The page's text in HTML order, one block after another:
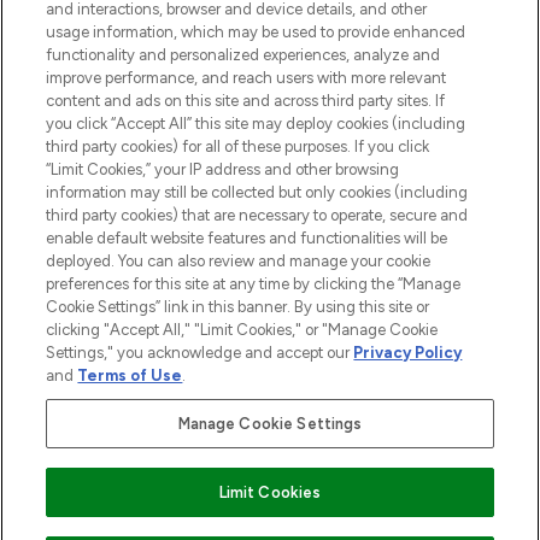
Cookie-Einwilligung
Do Not Sell or Share My Personal
Information
HILFE & INFORMATION
IMPRESSUM
ÜBER LOOKFANTASTIC
Pay Securely With
and interactions, browser and device details, and other
usage information, which may be used to provide enhanced
functionality and personalized experiences, analyze and
improve performance, and reach users with more relevant
content and ads on this site and across third party sites. If
you click “Accept All” this site may deploy cookies (including
third party cookies) for all of these purposes. If you click
“Limit Cookies,” your IP address and other browsing
information may still be collected but only cookies (including
third party cookies) that are necessary to operate, secure and
enable default website features and functionalities will be
deployed. You can also review and manage your cookie
preferences for this site at any time by clicking the “Manage
Cookie Settings” link in this banner. By using this site or
clicking "Accept All," "Limit Cookies," or "Manage Cookie
Settings," you acknowledge and accept our Privacy Policy
and Terms of Use.
Manage Cookie Settings
Limit Cookies